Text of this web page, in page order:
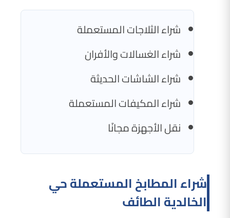
شراء الثلاجات المستعملة
شراء الغسالات والأفران
شراء الشاشات الحديثة
شراء المكيفات المستعملة
نقل الأجهزة مجانًا
شراء المطابخ المستعملة حي
الخالدية الطائف